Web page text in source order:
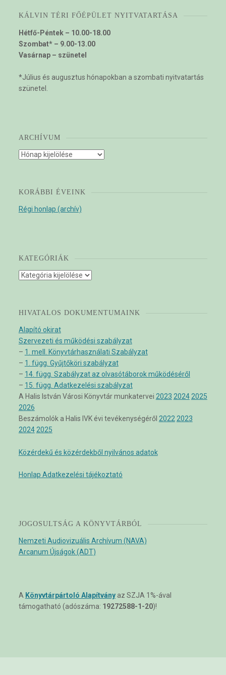
KÁLVIN TÉRI FŐÉPÜLET NYITVATARTÁSA
Hétfő-Péntek – 10.00-18.00
Szombat* – 9.00-13.00
Vasárnap – szünetel
*Július és augusztus hónapokban a szombati nyitvatartás
szünetel.
ARCHÍVUM
Archívum
KORÁBBI ÉVEINK
Régi honlap (archív)
KATEGÓRIÁK
Kategóriák
HIVATALOS DOKUMENTUMAINK
Alapító okirat
Szervezeti és működési szabályzat
– 1. mell. Könyvtárhasználati Szabályzat
– 1. függ. Gyűjtőköri szabályzat
– 14. függ. Szabályzat az olvasótáborok működéséről
– 15. függ. Adatkezelési szabályzat
A Halis István Városi Könyvtár munkatervei 2023 2024 2025
2026
Beszámolók a Halis IVK évi tevékenységéről 2022 2023
2024 2025
Közérdekű és közérdekből nyilvános adatok
Honlap Adatkezelési tájékoztató
JOGOSULTSÁG A KÖNYVTÁRBÓL
Nemzeti Audiovizuális Archívum (NAVA)
Arcanum Újságok (ADT)
A Könyvtárpártoló Alapítványaz SZJA 1%-ával
támogatható (adószáma: 19272588-1-20)!